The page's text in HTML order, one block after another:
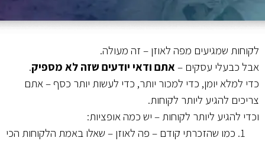
לקוחות שמגיעים מפה לאוזן – זה מעולה.
אבל כבעלי עסקים – אתם ודאי יודעים שזה לא מספיק.
כדי למלא יומן, כדי למכור יותר, כדי לעשות יותר כסף – אתם
צריכים להגיע ליותר לקוחות.
וכדי להגיע ליותר לקוחות – יש כמה אופציות:
כמו שהזכרתי קודם – פה לאוזן – שאלו באמת הלקוחות הכי